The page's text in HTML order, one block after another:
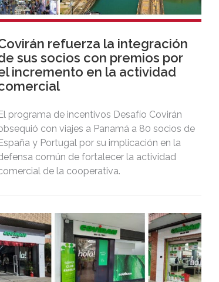
refuerza la integración
sus socios con premios por
incremento en la actividad
programa de incentivos Desafío Covirán
con viajes a Panamá a 80 socios de
y Portugal por su implicación en la
común de fortalecer la actividad
de la cooperativa.